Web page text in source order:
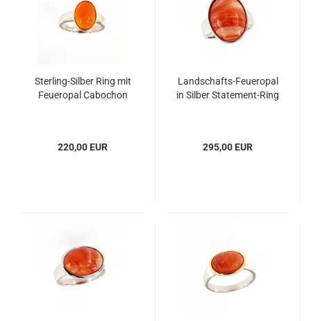
Sterling-Silber Ring mit
Feueropal Cabochon
220,00 EUR
Landschafts-Feueropal
in Silber Statement-Ring
295,00 EUR